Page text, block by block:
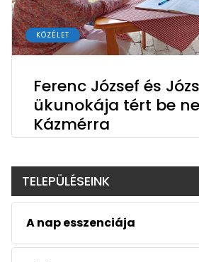
KÖZÉLET
Ferenc József és
ükunokája tért be
Kázmérra
TELEPÜLÉSEINK
A nap esszenciája